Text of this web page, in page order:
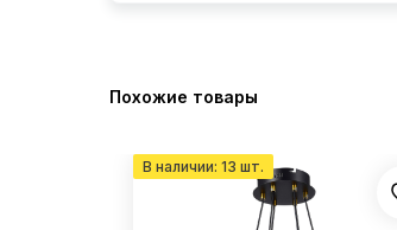
Похожие товары